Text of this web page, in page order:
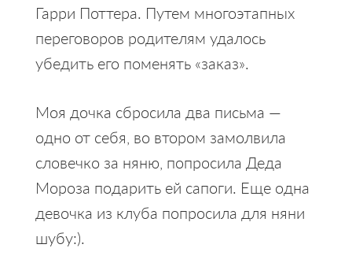
Гарри Поттера. Путем многоэтапных
переговоров родителям удалось
убедить его поменять «заказ».
Моя дочка сбросила два письма —
одно от себя, во втором замолвила
словечко за няню, попросила Деда
Мороза подарить ей сапоги. Еще одна
девочка из клуба попросила для няни
шубу:).